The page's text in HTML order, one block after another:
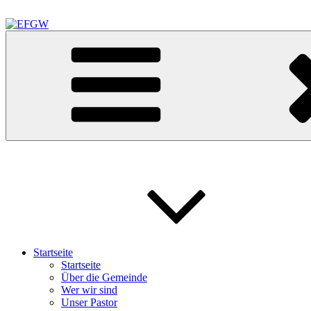
Inhalt
springen
Evangelisch Freikirchliche Gemeinde Waldkraiburg
Startseite
Startseite
Über die Gemeinde
Wer wir sind
Unser Pastor